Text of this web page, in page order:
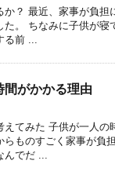
か？ 最近、家事が負
。 ちなみに子供が寝
前 ...
がかかる理由
てみた 子供が一人の
ものすごく家事が負
でだ ...